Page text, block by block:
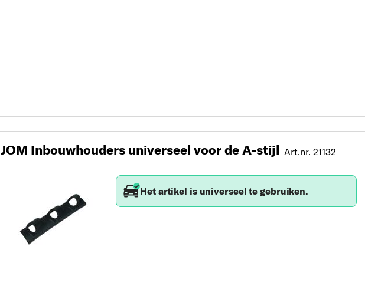
JOM Inbouwhouders universeel voor de A-stijl Art.nr. 21132
Het artikel is universeel te gebruiken.